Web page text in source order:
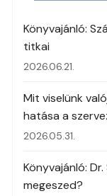
Könyvajánló:
titkai
2026.06.21.
Mit viselünk
hatása a
2026.05.31.
Könyvajánló:
megeszed?